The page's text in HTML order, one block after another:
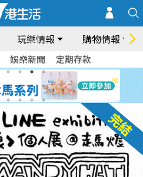
玩樂情報 購物情報
娛樂新聞 定期存款